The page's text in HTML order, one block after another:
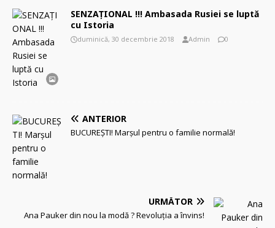
SENZAȚIONAL !!! Ambasada Rusiei se luptă
cu Istoria
duminică, 30 decembrie 2018 Admin 0
ANTERIOR
BUCUREŞTI! Marşul pentru o familie normală!
URMĂTOR
Ana Pauker din nou la modă ? Revoluția a învins!